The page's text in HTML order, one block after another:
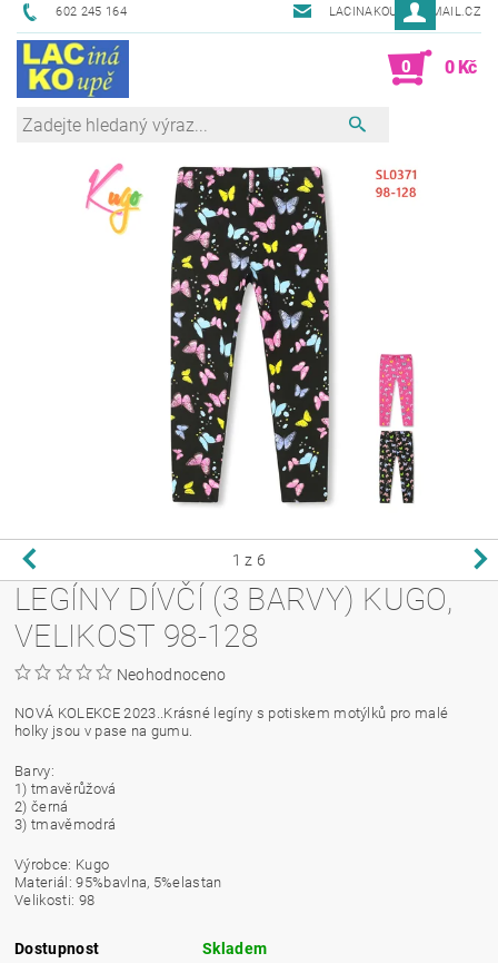
602 245 164 LACINAKOUPE@EMAIL.CZ
0 0 Kč
1 z 6
LEGÍNY DÍVČÍ (3 BARVY) KUGO,
VELIKOST 98-128
Neohodnoceno
NOVÁ KOLEKCE 2023..Krásné legíny s potiskem motýlků pro malé
holky jsou v pase na gumu.
Barvy:
1) tmavěrůžová
2) černá
3) tmavěmodrá
Výrobce: Kugo
Materiál: 95%bavlna, 5%elastan
Velikosti: 98
Dostupnost
Skladem